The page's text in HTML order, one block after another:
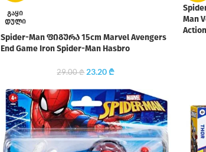
ᲒᲐᲧᲘ
ᲓᲣᲚᲘ
Spider-Man ფიგურა 15cm Marvel Avengers
End Game Iron Spider-Man Hasbro
29.00₾ 23.20₾
Man